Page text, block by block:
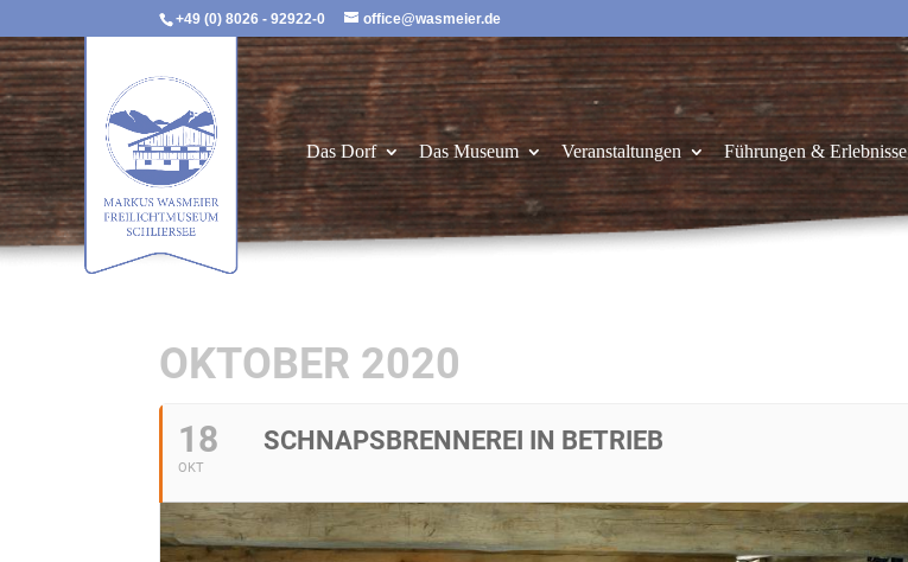
+49 (0) 8026 - 92922-0 office@wasmeier.de
Das Dorf Das Museum Veranstaltungen Führungen & Erlebnisse
OKTOBER 2020
18
OKT
SCHNAPSBRENNEREI IN BETRIEB